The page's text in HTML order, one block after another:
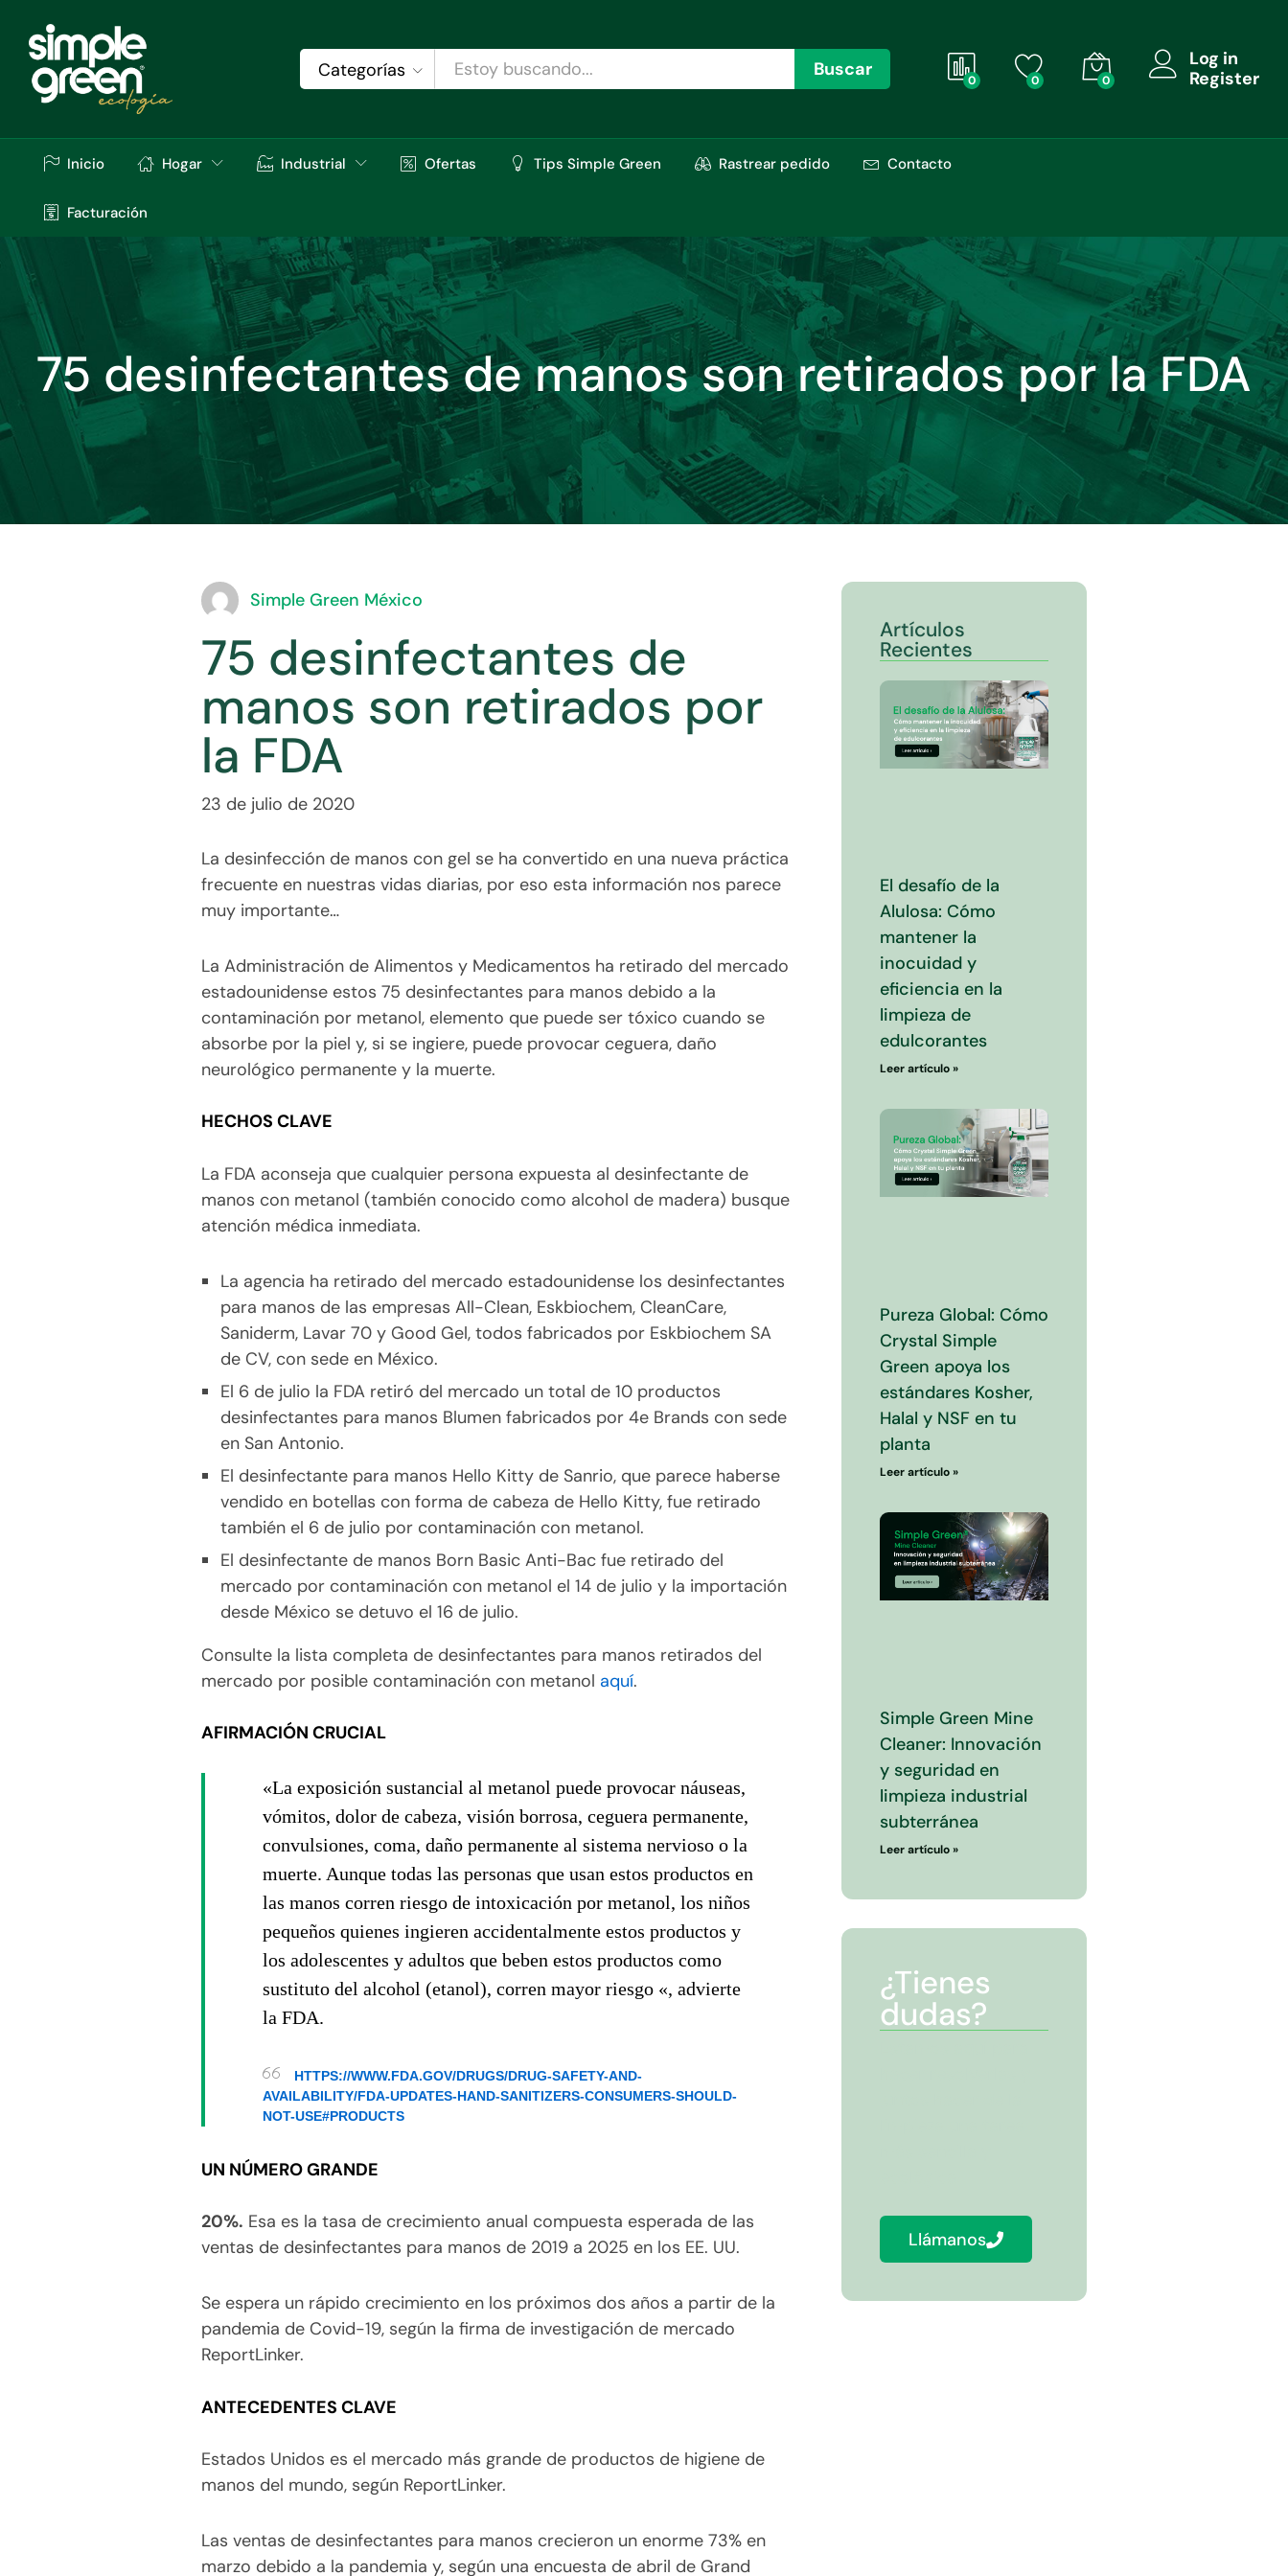
Categorías Buscar 0 0 0
Log in
Register
Inicio Hogar Industrial Ofertas Tips Simple Green Rastrear pedido Contacto
Facturación
75 desinfectantes de manos son retirados por la FDA
Simple Green México
75 desinfectantes de
manos son retirados por
la FDA
23 de julio de 2020
La desinfección de manos con gel se ha convertido en una nueva práctica
frecuente en nuestras vidas diarias, por eso esta información nos parece
muy importante…
La Administración de Alimentos y Medicamentos ha retirado del mercado
estadounidense estos 75 desinfectantes para manos debido a la
contaminación por metanol, elemento que puede ser tóxico cuando se
absorbe por la piel y, si se ingiere, puede provocar ceguera, daño
neurológico permanente y la muerte.
HECHOS CLAVE
La FDA aconseja que cualquier persona expuesta al desinfectante de
manos con metanol (también conocido como alcohol de madera) busque
atención médica inmediata.
La agencia ha retirado del mercado estadounidense los desinfectantes
para manos de las empresas All-Clean, Eskbiochem, CleanCare,
Saniderm, Lavar 70 y Good Gel, todos fabricados por Eskbiochem SA
de CV, con sede en México.
El 6 de julio la FDA retiró del mercado un total de 10 productos
desinfectantes para manos Blumen fabricados por 4e Brands con sede
en San Antonio.
El desinfectante para manos Hello Kitty de Sanrio, que parece haberse
vendido en botellas con forma de cabeza de Hello Kitty, fue retirado
también el 6 de julio por contaminación con metanol.
El desinfectante de manos Born Basic Anti-Bac fue retirado del
mercado por contaminación con metanol el 14 de julio y la importación
desde México se detuvo el 16 de julio.
Consulte la lista completa de desinfectantes para manos retirados del
mercado por posible contaminación con metanol aquí.
AFIRMACIÓN CRUCIAL
«La exposición sustancial al metanol puede provocar náuseas,
vómitos, dolor de cabeza, visión borrosa, ceguera permanente,
convulsiones, coma, daño permanente al sistema nervioso o la
muerte. Aunque todas las personas que usan estos productos en
las manos corren riesgo de intoxicación por metanol, los niños
pequeños quienes ingieren accidentalmente estos productos y
los adolescentes y adultos que beben estos productos como
sustituto del alcohol (etanol), corren mayor riesgo «, advierte
la FDA.
HTTPS://WWW.FDA.GOV/DRUGS/DRUG-SAFETY-AND-
AVAILABILITY/FDA-UPDATES-HAND-SANITIZERS-CONSUMERS-SHOULD-
NOT-USE#PRODUCTS
UN NÚMERO GRANDE
20%. Esa es la tasa de crecimiento anual compuesta esperada de las
ventas de desinfectantes para manos de 2019 a 2025 en los EE. UU.
Se espera un rápido crecimiento en los próximos dos años a partir de la
pandemia de Covid-19, según la firma de investigación de mercado
ReportLinker.
ANTECEDENTES CLAVE
Estados Unidos es el mercado más grande de productos de higiene de
manos del mundo, según ReportLinker.
Las ventas de desinfectantes para manos crecieron un enorme 73% en
marzo debido a la pandemia y, según una encuesta de abril de Grand
Artículos
Recientes
El desafío de la
Alulosa: Cómo
mantener la
inocuidad y
eficiencia en la
limpieza de
edulcorantes
Leer artículo »
Pureza Global: Cómo
Crystal Simple
Green apoya los
estándares Kosher,
Halal y NSF en tu
planta
Leer artículo »
Simple Green Mine
Cleaner: Innovación
y seguridad en
limpieza industrial
subterránea
Leer artículo »
¿Tienes
dudas?
Llámanos